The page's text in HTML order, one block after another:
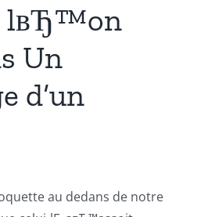
lвЂ™on
Un
d’un
au dedans de notre